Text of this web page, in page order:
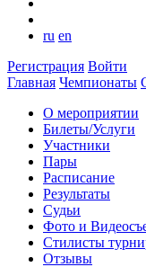
ru en
Регистрация Войти
Главная Чемпионаты
О мероприятии
Билеты/Услуги
Участники
Пары
Расписание
Результаты
Судьи
Фото и
Стилисты
Отзывы